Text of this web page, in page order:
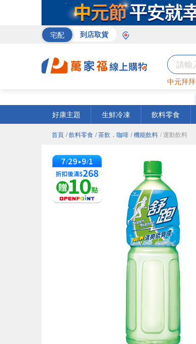
宅配 到店取貨
中元拜拜
好康主題
生鮮冷凍 飲料零食
首頁 / 飲料零食 / 茶飲．咖啡 / 機能飲料 / 運動飲料